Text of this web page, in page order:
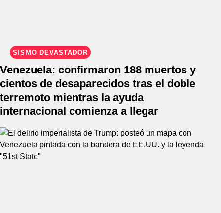
SISMO DEVASTADOR
Venezuela: confirmaron 188 muertos y
cientos de desaparecidos tras el doble
terremoto mientras la ayuda
internacional comienza a llegar